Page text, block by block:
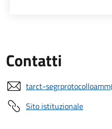
Contatti
tarct-
Sito istituzionale